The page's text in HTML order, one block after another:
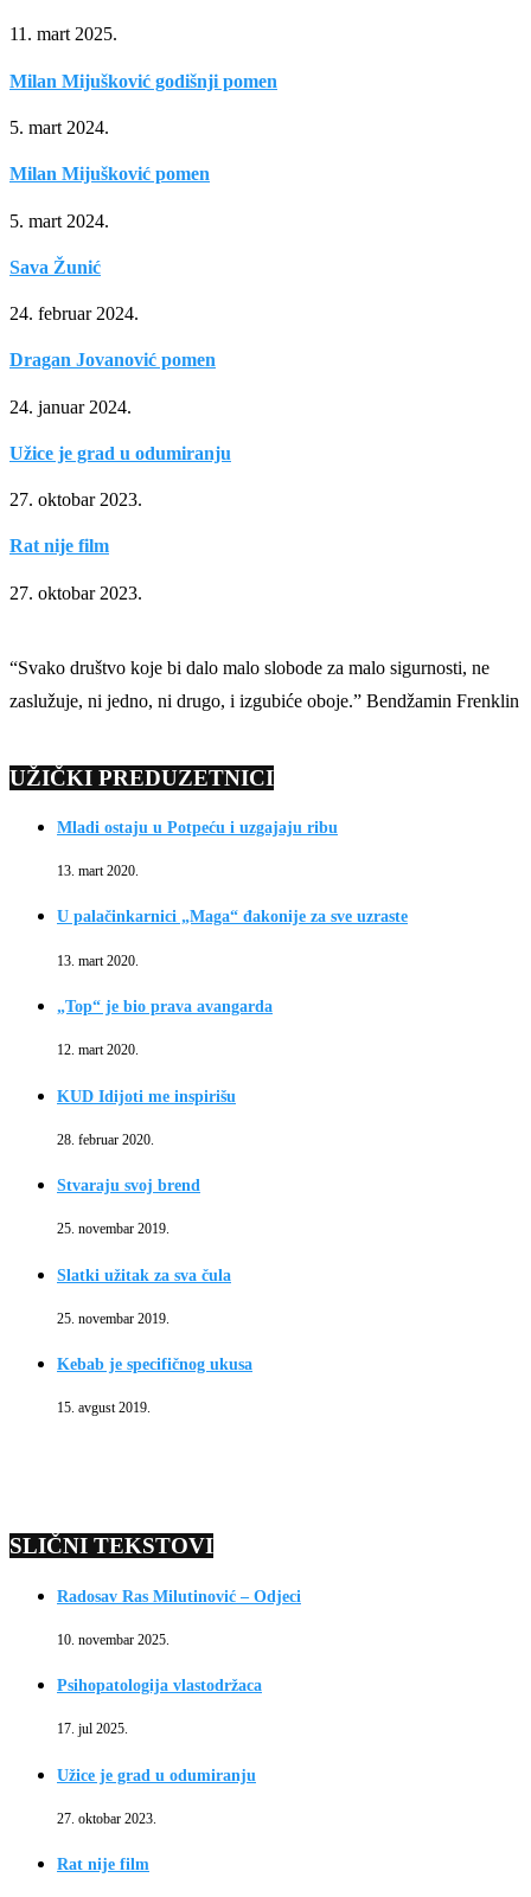
11. mart 2025.
Milan Mijušković godišnji pomen
5. mart 2024.
Milan Mijušković pomen
5. mart 2024.
Sava Žunić
24. februar 2024.
Dragan Jovanović pomen
24. januar 2024.
Užice je grad u odumiranju
27. oktobar 2023.
Rat nije film
27. oktobar 2023.
“Svako društvo koje bi dalo malo slobode za malo sigurnosti, ne
zaslužuje, ni jedno, ni drugo, i izgubiće oboje.” Bendžamin Frenklin
UŽIČKI PREDUZETNICI
Mladi ostaju u Potpeću i uzgajaju ribu
13. mart 2020.
U palačinkarnici „Maga“ đakonije za sve uzraste
13. mart 2020.
„Top“ je bio prava avangarda
12. mart 2020.
KUD Idijoti me inspirišu
28. februar 2020.
Stvaraju svoj brend
25. novembar 2019.
Slatki užitak za sva čula
25. novembar 2019.
Kebab je specifičnog ukusa
15. avgust 2019.
SLIČNI TEKSTOVI
Radosav Ras Milutinović – Odjeci
10. novembar 2025.
Psihopatologija vlastodržaca
17. jul 2025.
Užice je grad u odumiranju
27. oktobar 2023.
Rat nije film